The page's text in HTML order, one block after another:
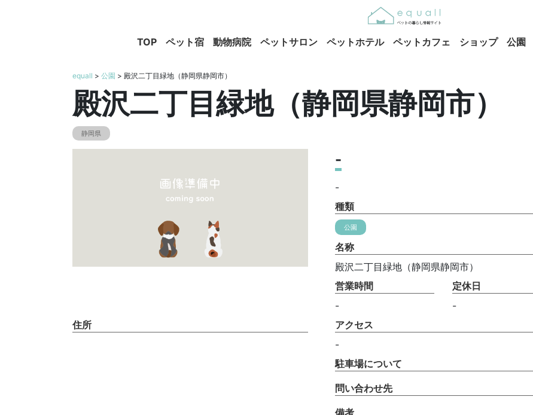
TOP ペット宿 動物病院 ペットサロン ペットホテル ペットカフェ ショップ 公園
equall > 公園 > 殿沢二丁目緑地（静岡県静岡市）
殿沢二丁目緑地（静岡県静岡市）
静岡県
-
-
種類
公園
名称
殿沢二丁目緑地（静岡県静岡市）
営業時間
-
定休日
-
住所
アクセス
-
駐車場について
問い合わせ先
備考